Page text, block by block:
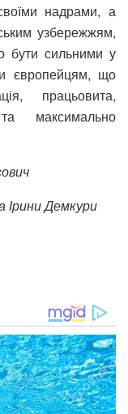
надрами, а
узбережжям,
бути сильними у
європейцям, що
працьовита,
максимально
Ірини Демкури